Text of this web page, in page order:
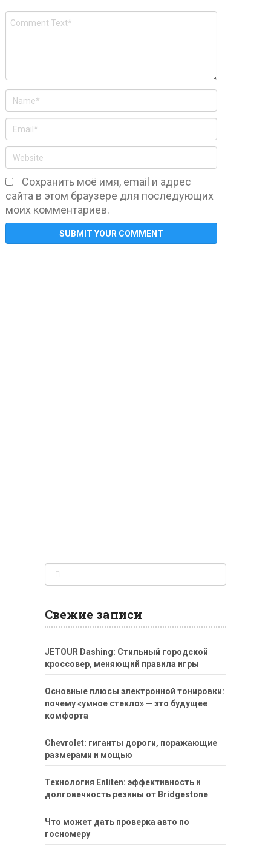
Сохранить моё имя, email и адрес
сайта в этом браузере для последующих
моих комментариев.
Свежие записи
JETOUR Dashing: Стильный городской
кроссовер, меняющий правила игры
Основные плюсы электронной тонировки:
почему «умное стекло» — это будущее
комфорта
Chevrolet: гиганты дороги, поражающие
размерами и мощью
Технология Enliten: эффективность и
долговечность резины от Bridgestone
Что может дать проверка авто по
госномеру